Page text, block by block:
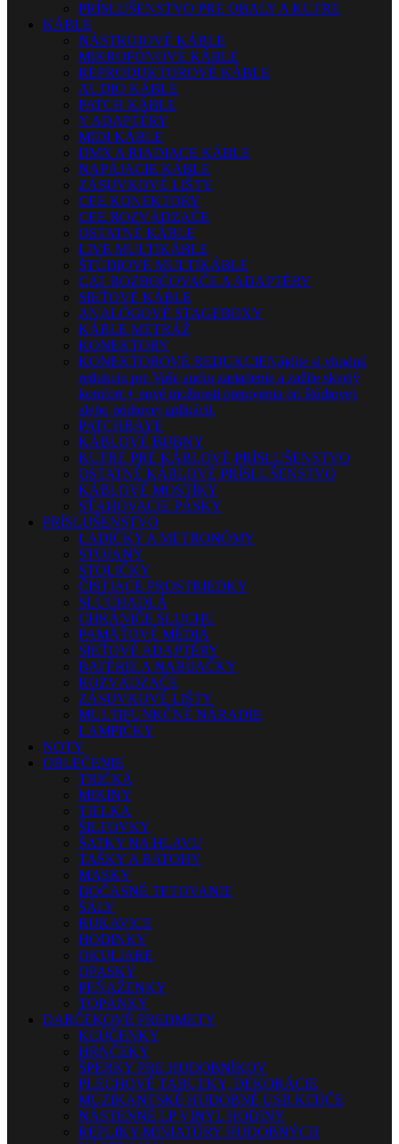
PRÍSLUŠENSTVO PRE OBALY A KUFRE
KÁBLE
NÁSTROJOVÉ KÁBLE
MIKROFÓNOVÉ KÁBLE
REPRODUKTOROVÉ KÁBLE
AUDIO KÁBLE
PATCH KÁBLE
Y ADAPTÉRY
MIDI KÁBLE
DMX A RIADIACE KÁBLE
NAPÁJACIE KÁBLE
ZÁSUVKOVÉ LIŠTY
CEE KONEKTORY
CEE ROZVÁDZAČE
OSTATNÉ KÁBLE
LIVE MULTIKÁBLE
ŠTÚDIOVÉ MULTIKÁBLE
CAT ROZBOČOVAČE A ADAPTÉRY
SIEŤOVÉ KÁBLE
ANALÓGOVÉ STAGEBOXY
KÁBLE METRÁŽ
KONEKTORY
KONEKTOROVÉ REDUKCIENájdite si vhodnú
redukciu pre Vaše audio zariadenie a zažite skvelý
komfort + nové možnosti prepojenia pri štúdiovej,
alebo pódiovej aplikácii.
PATCHBAYE
KÁBLOVÉ BUBNY
KUFRE PRE KÁBLOVÉ PRÍSLUŠENSTVO
OSTATNÉ KÁBLOVÉ PRÍSLUŠENSTVO
KÁBLOVÉ MOSTÍKY
SŤAHOVACIE PÁSKY
PRÍSLUŠENSTVO
LADIČKY A METRONÓMY
STOJANY
STOLIČKY
ČISTIACE PROSTRIEDKY
SLÚCHADLÁ
CHRÁNIČE SLUCHU
PAMÄŤOVÉ MÉDIÁ
SIEŤOVÉ ADAPTÉRY
BATÉRIE A NABÍJAČKY
ROZVÁDZAČE
ZÁSUVKOVÉ LIŠTY
MULTIFUNKČNÉ NÁRADIE
LAMPIČKY
NOTY
OBLEČENIE
TRIČKÁ
MIKINY
TIELKA
ŠILTOVKY
ŠATKY NA HLAVU
TAŠKY A BATOHY
MASKY
DOČASNÉ TETOVANIE
ŠÁLY
RUKAVICE
HODINKY
OKULIARE
OPASKY
PEŇAŽENKY
TOPÁNKY
DARČEKOVÉ PREDMETY
KĽÚČENKY
HRNČEKY
ŠPERKY PRE HUDOBNÍKOV
PLECHOVÉ TABUĽKY, DEKORÁCIE
MUZIKANTSKÉ HUDOBNÉ USB KĽÚČE
NÁSTENNÉ LP VINYL HODINY
REPLIKY-MINIATÚRY HUDOBNÝCH